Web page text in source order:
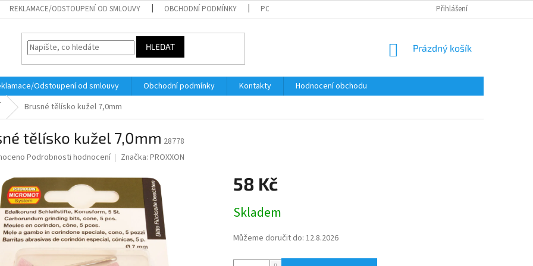
REKLAMACE/ODSTOUPENÍ OD SMLOUVY OBCHODNÍ PODMÍNKY PODMÍNKY OCHRANY OSOBNÍCH ÚDAJŮ Přihlášení
HLEDAT
NÁKUPNÍ
Prázdný košík
Odstoupení od smlouvy Obchodní podmínky Kontakty
Hodnocení obchodu
Brusné tělísko kužel 7,0mm
tělísko kužel 7,0mm 28778
Podrobnosti hodnocení Značka: PROXXON
58 Kč
cena:
Skladem
Můžeme doručit do: 12.8.2026